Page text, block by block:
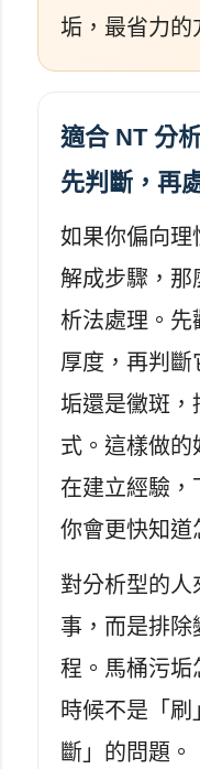
垢，最省力的
適合 NT 分
先判斷，再
如果你偏向理
解成步驟，
析法處理。先
厚度，再判
垢還是黴斑，
式。這樣做的
在建立經驗，
你會更快知道
對分析型的人
事，而是排除
程。馬桶污垢
時候不是「刷
斷」的問題。